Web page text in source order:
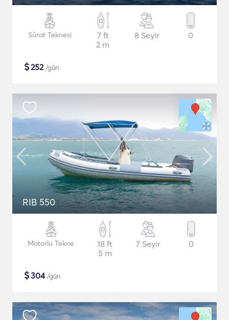
Sürat Teknesi
7 ft
2 m
8 Seyir 0
$252/gün
RIB 550
Motorlu Tekne
18 ft
5 m
7 Seyir 0
$304/gün